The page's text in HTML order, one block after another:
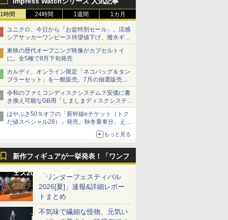
1時間 24時間 1週間 1カ月
ユニクロ、今日から「お盆特別セール」。涼感
シアサッカーワンピース待望値下げ、撥水ギア
ショーツは1990円に
東映の歴代オープニング映像がカプセルトイ
に。全5種で8月下旬発売
カルディ、オンライン限定「ネコバッグ＆タン
ブラーセット」を一般販売。7月の抽選販売の
当選無効分
令和のファミコンディスクシステム？安価に書
き換え可能なGB用「しましまディスクシステ
ム」
はやぶさ50％オフの「新幹線eチケット（トク
だ値スペシャル28）」発売。秋冬乗車分、えき
もっと見る
新作フィギュアが一挙発表！「ワンフ
ェス2026[夏]」特集「ワンダーフェスティバル
2026[夏]」速報&詳細レポー
トまとめ
不気味で繊細な怪物、元気い